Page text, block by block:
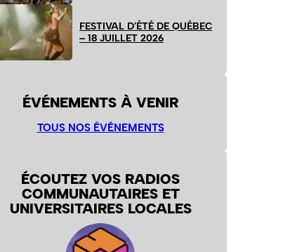
FESTIVAL D’ÉTÉ DE QUÉBEC
– 18 JUILLET 2026
ÉVÉNEMENTS À VENIR
TOUS NOS ÉVÉNEMENTS
ÉCOUTEZ VOS RADIOS
COMMUNAUTAIRES ET
UNIVERSITAIRES LOCALES